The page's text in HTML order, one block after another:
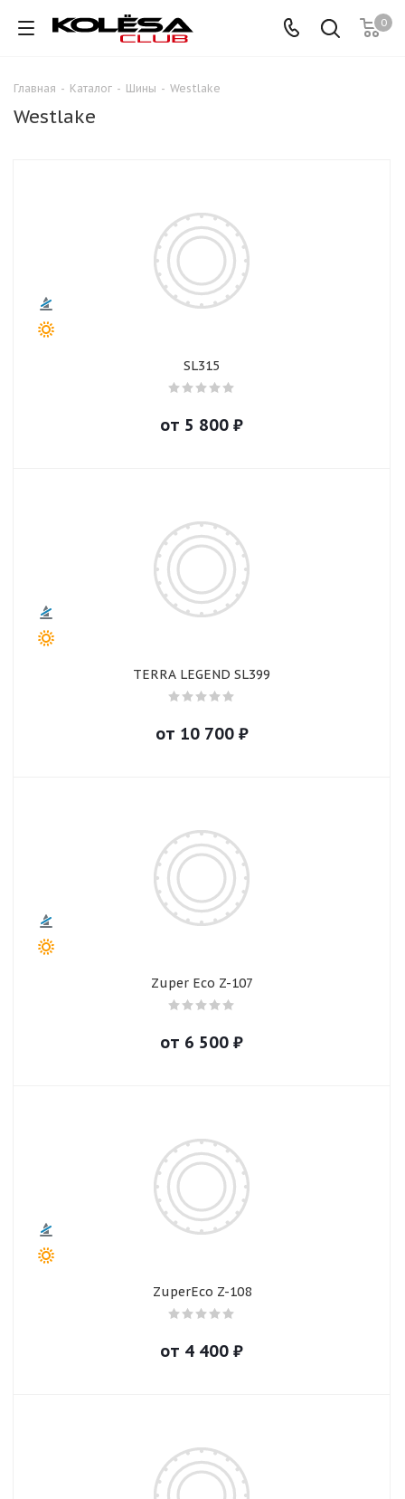
0
Главная - Каталог - Шины - Westlake
Westlake
SL315
от 5 800 ₽
TERRA LEGEND SL399
от 10 700₽
Zuper Eco Z-107
от 6 500 ₽
ZuperEco Z-108
от 4 400 ₽